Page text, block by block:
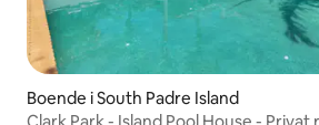
Boende i South Padre Island